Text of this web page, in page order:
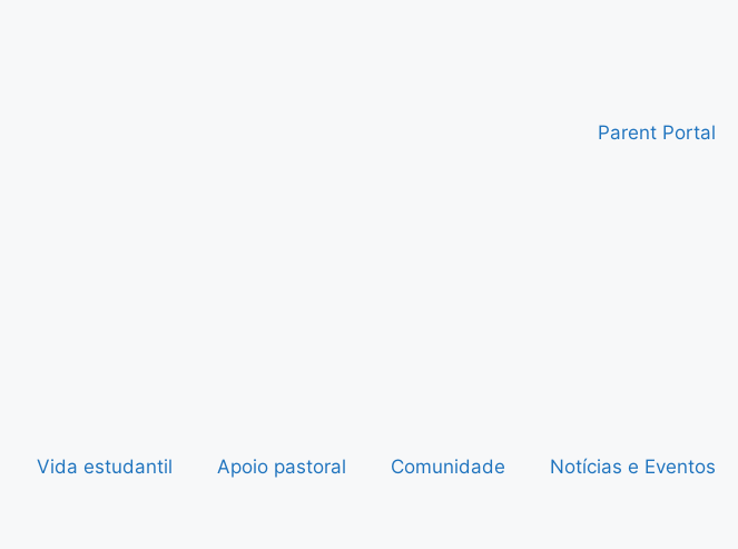
Parent Portal
Vida estudantil Apoio pastoral Comunidade Notícias e Eventos